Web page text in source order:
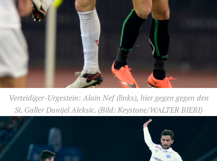
Verteidiger-Urgestein: Alain Nef (links), hier gegen gegen den
St. Galler Danijel Aleksic. (Bild: Keystone/WALTER BIERI)